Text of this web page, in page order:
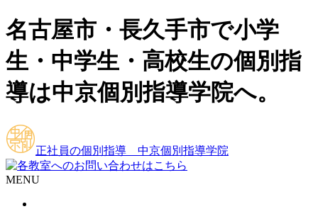
名古屋市・長久手市で小学
生・中学生・高校生の個別指
導は中京個別指導学院へ。
正社員の個別指導 中京個別指導学院
MENU